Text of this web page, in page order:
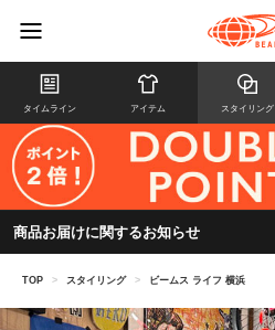
タイムライン アイテム スタイリング
商品お届けに関するお知らせ
TOP > スタイリング > ビームス ライフ 横浜